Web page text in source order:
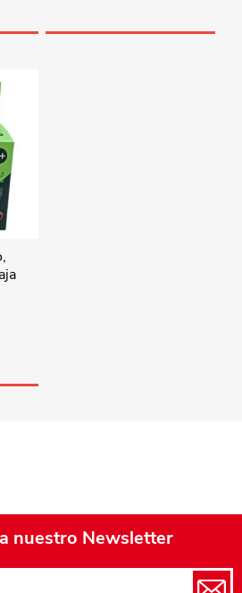
nuestro Newsletter